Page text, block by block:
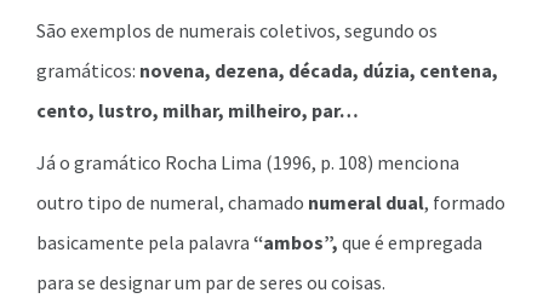
São exemplos de numerais coletivos, segundo os
gramáticos: novena, dezena, década, dúzia, centena,
cento, lustro, milhar, milheiro, par…
Já o gramático Rocha Lima (1996, p. 108) menciona
outro tipo de numeral, chamado numeral dual, formado
basicamente pela palavra “ambos”, que é empregada
para se designar um par de seres ou coisas.